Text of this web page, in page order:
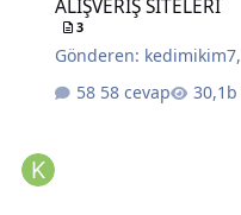
ALIŞVERİŞ SİTELERİ
3
Gönderen: kedimikim7,
58 cevap